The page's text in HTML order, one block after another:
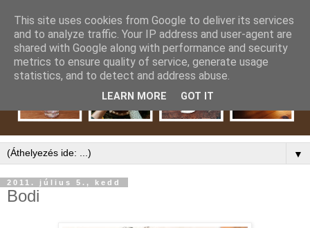
▼
2011. július 5., kedd
Bodi
This site uses cookies from Google to deliver its services
and to analyze traffic. Your IP address and user-agent are
shared with Google along with performance and security
metrics to ensure quality of service, generate usage
statistics, and to detect and address abuse.
LEARN MORE GOT IT